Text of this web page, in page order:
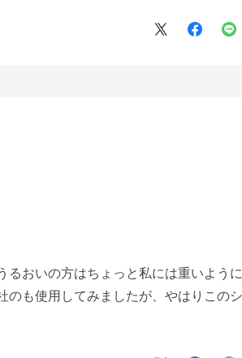
おいの方はちょっと私には重いように
のも使用してみましたが、やはりこの